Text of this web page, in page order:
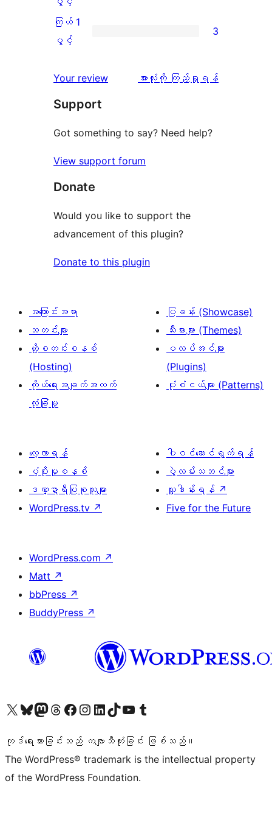
အဆင့်
သုံးသပ်
2
ပွင့်
သုံးသပ်
0
စောင်
ကြယ်
ပွင့်
သုံးသပ်
ချက်
စောင်
ကြယ် 1
ပွင့်
3
Your review
သုံးသပ်
အားလုံးကို ကြည့်ရှုရန်
Support
Got something to say? Need help?
View support forum
Donate
Would you like to support the
advancement of this plugin?
Donate to this plugin
အကြောင်းအရာ
သတင်းများ
ဟို့စတင်းစနစ်
(Hosting)
ကိုယ်ရေးအချက်အလက်
လုံခြုံမှု
ပြခန်း (Showcase)
သီးမားများ (Themes)
ပလပ်အင်များ
(Plugins)
ပုံစံငယ်များ (Patterns)
လေ့လာရန်
ပံ့ပိုးမှုစနစ်
ဒဏ္ဍာရီပြုစုသူများ
WordPress.tv ↗
ပါဝင်ဆောင်ရွက်ရန်
ပွဲလမ်းသဘင်များ
လှူဒါန်းရန် ↗
Five for the Future
WordPress.com ↗
Matt ↗
bbPress ↗
BuddyPress ↗
ကျွန်ုပ်တို့၏ X (ယခင် Twitter) အကောင့်သို့ သွားရောက်ကြည့်ရှုပါကျွန်ုပ်တို့၏ Bluesky အကောင့်သို့ ဝင်ရောက်ကြည့်ရှုရန်
ကျွန်ုပ်တို့၏ Mastodon အကောင့်သို့ သွားရောက်ကြည့်ရှုပါကျွန်ုပ်တို့၏ Threads အကောင့်သို့ ဝင်ရောက်ကြည့်ရှုရန်
ကျွန်ုပ်တို့၏ Facebook စာမျက်နှာသို့ သွားရောက်ကြည့်ရှုပါကျွန်ုပ်တို့၏ Instagram အကောင့်သို့ သွားရောက်ကြည့်ရှုပါ ကျွန်ုပ်တို့၏ LinkedIn အကောင့်သို့ သွားရောက်ကြည့်ရှုပါကျွန်ုပ်တို့၏ TikTok အကောင့်သို့ ဝင်ရောက်ကြည့်ရှုရန်
ကျွန်ုပ်တို့၏ YouTube ချန်နယ်သို့ သွားရောက်ကြည့်ရှုပါ ကျွန်ုပ်တို့၏ Tumblr အကောင့်သို့ ဝင်ရောက်ကြည့်ရှုရန်
ကုဒ်ရေးသားခြင်းသည် ကဗျာသီကုံးခြင်း ဖြစ်သည်။
The WordPress® trademark is the intellectual property
of the WordPress Foundation.